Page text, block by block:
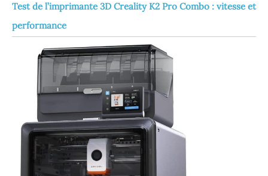
Test de l’imprimante 3D Creality K2 Pro Combo : vitesse et
performance